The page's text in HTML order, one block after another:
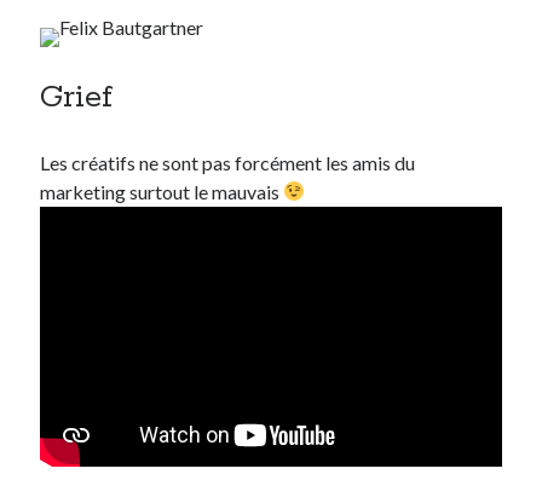
Grief
Les créatifs ne sont pas forcément les amis du
marketing surtout le mauvais